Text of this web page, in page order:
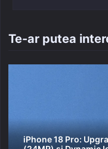
Te-ar putea
iPhone 18 Pro: